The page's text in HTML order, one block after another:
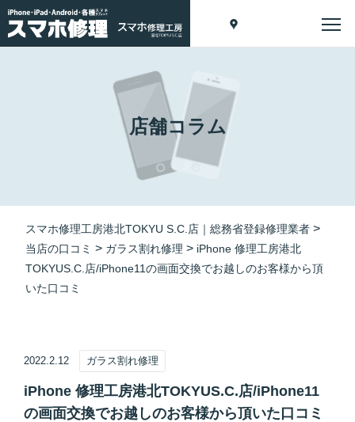
店舗コラム
スマホ修理工房港北TOKYU S.C.店｜総務省登録修理業者 >
当店の口コミ > ガラス割れ修理 > iPhone 修理工房港北
TOKYUS.C.店/iPhone11の画面交換でお越しのお客様から頂
いた口コミ
2022.2.12 ガラス割れ修理
iPhone 修理工房港北TOKYUS.C.店/iPhone11
の画面交換でお越しのお客様から頂いた口コミ